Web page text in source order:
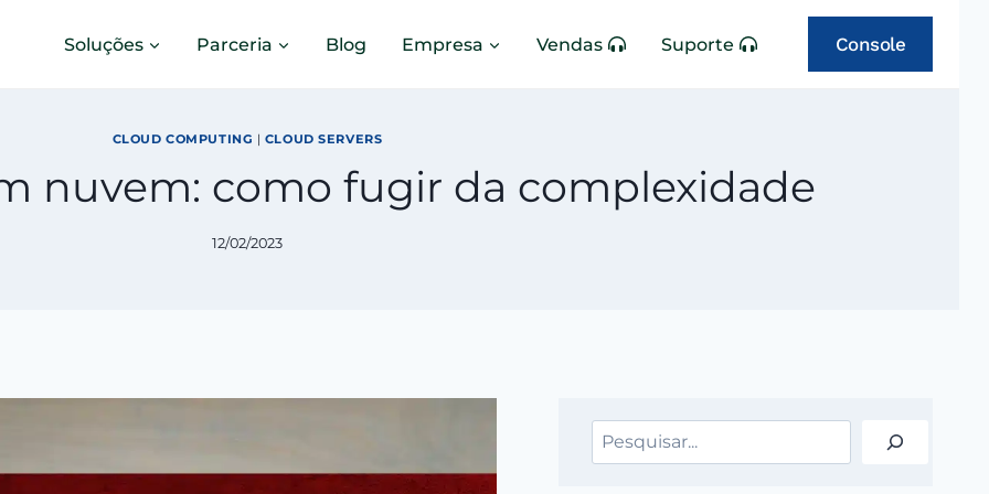
Soluções Parceria Blog Empresa Vendas Suporte Console
CLOUD COMPUTING | CLOUD SERVERS
nuvem: como fugir da complexidade
12/02/2023
Pesquisar